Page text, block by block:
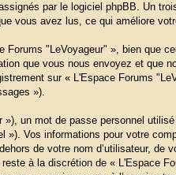
par le logiciel phpBB. Un
vous avez lus, ce qui améliore
"LeVoyageur" », bien que
que vous nous envoyez et que
sur « L'Espace Forums
»).
un mot de passe personnel
Vos informations pour votre
de votre nom d’utilisateur, de
à la discrétion de « L'Espace